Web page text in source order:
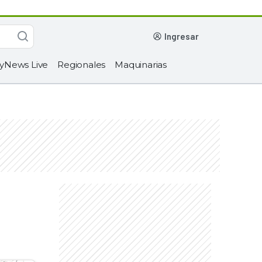
ingresar
Live Regionales Maquinarias